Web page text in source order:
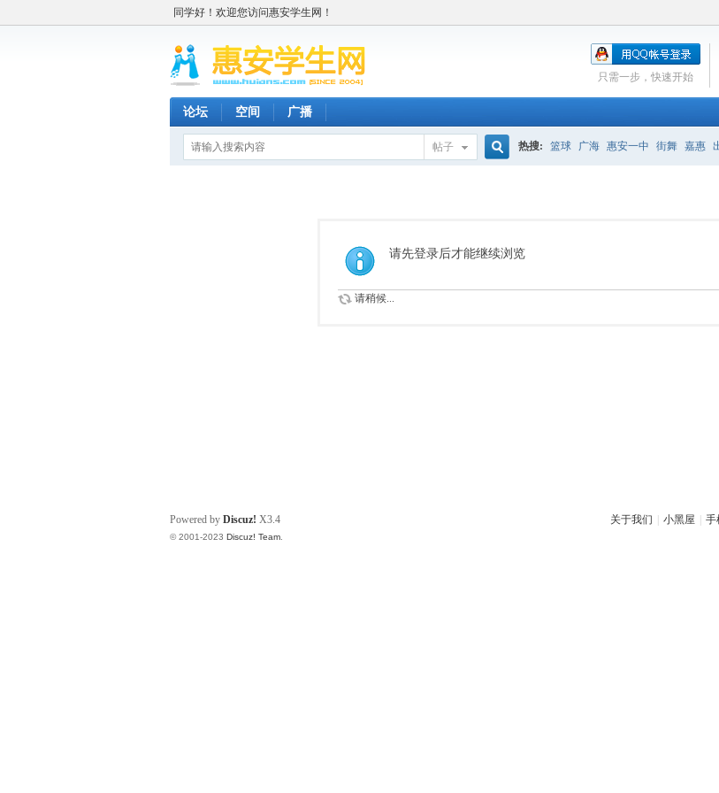
同学好！欢迎您访问惠安学生网！
只需一步，快速开始
论坛 空间 广播
帖子
索
热搜: 篮球 广海 惠安一中 街舞 嘉惠
请先登录后才能继续浏览
请稍候...
关于我们 小黑屋 手
Powered by Discuz! X3.4
© 2001-2023 Discuz! Team